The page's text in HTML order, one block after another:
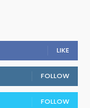
LIKE
FOLLOW
FOLLOW